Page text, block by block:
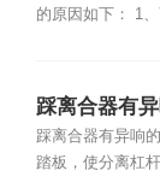
的原因如下： 1
踩离合器有
踩离合器有异响
踏板，使分离杠